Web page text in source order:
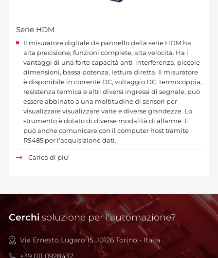
Serie HDM
Il misuratore digitale da pannello della serie HDM ha
alta precisione, funzioni complete, alta velocità. Ha i
vantaggi di una forte capacità anti-interferenza, piccole
dimensioni, bassa potenza, lettura diretta. Il misuratore
è disponibile in corrente DC, voltaggio DC, termocoppia,
resistenza termica e altri diversi ingressi di segnale, può
essere abbinato a una moltitudine di sensori per
visualizzare visualizzare varie e diverse grandezze. Lo
strumento è dotato di diverse modalità di allarme. E
può anche comunicare con il computer host tramite
RS485 per l'acquisizione dati.
Carica di piu'
Cerchisoluzione per l’automazione?
Via Ernesto Lugaro 15, 10126 Torino - Italia
+39 011 0928432